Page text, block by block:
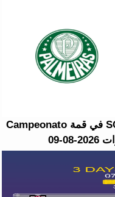
SE Palmeiras ضد SC Internacional في قمة Campeonato